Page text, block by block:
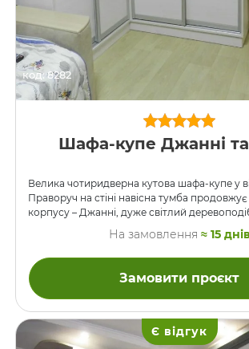
код: 8282
Шафа-купе Джанні та
Велика чотиридверна кутова шафа-купе у
Праворуч на стіні навісна тумба
корпусу – Джанні, дуже світлий
майже білий. Бузкові вставки в дверях-
тумби – колір Віола. У цю ж вітальню ми
тумбу-стінку.
На замовлення ≈ 15 днів
Замовити проєкт
Є відгук